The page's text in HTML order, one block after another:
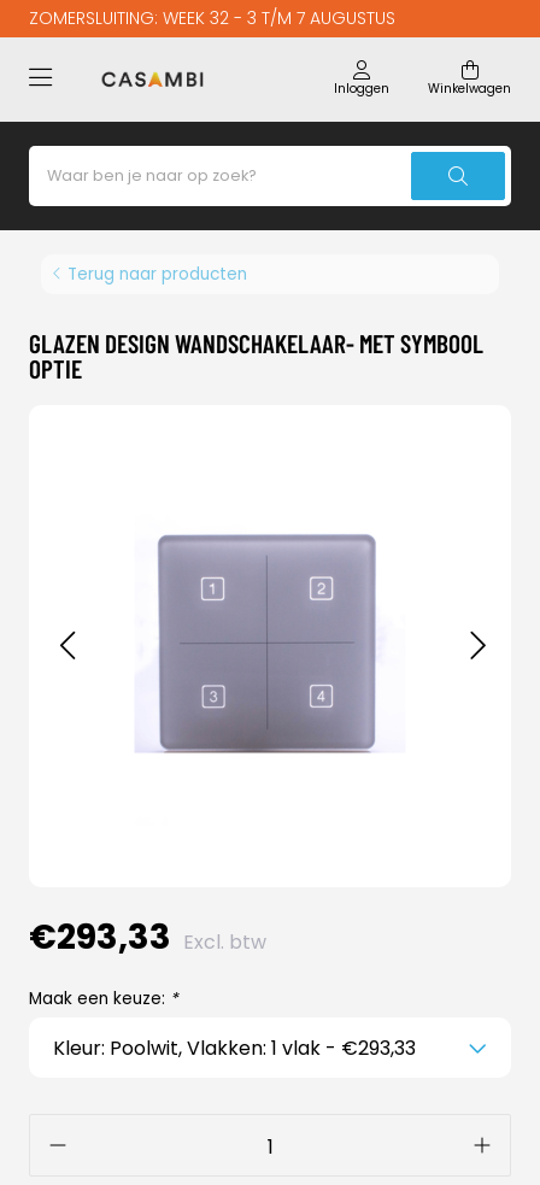
ZOMERSLUITING: WEEK 32 - 3 T/M 7 AUGUSTUS
Inloggen Winkelwagen
Terug naar producten
GLAZEN DESIGN WANDSCHAKELAAR- MET SYMBOOL
OPTIE
€293,33 Excl. btw
Maak een keuze: *